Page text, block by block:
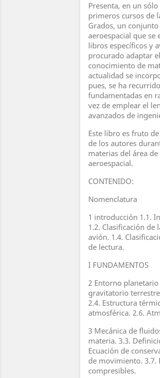
Presenta, en un
primeros cursos de
Grados, un
aeroespacial que
libros específicos y
procurado adaptar
conocimiento de
actualidad se
pues, se ha
fundamentadas en
vez de emplear el
avanzados de
Este libro es fruto
de los autores
materias del área
aeroespacial.
CONTENIDO:
Nomenclatura
1 introducción 1.1.
1.2. Clasificación de
avión. 1.4.
de lectura.
I FUNDAMENTOS
2 Entorno
gravitatorio
2.4. Estructura
atmosférica. 2.6.
3 Mecánica de
materia. 3.3.
Ecuación de
de movimiento. 3.7.
compresibles.